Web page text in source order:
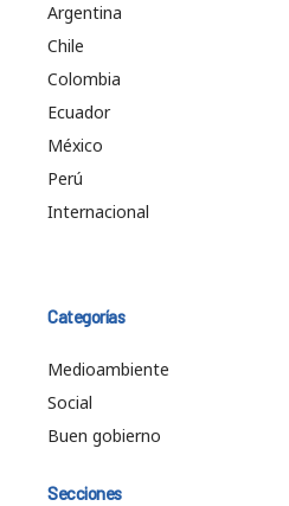
Argentina
Chile
Colombia
Ecuador
México
Perú
Internacional
Categorías
Medioambiente
Social
Buen gobierno
Secciones